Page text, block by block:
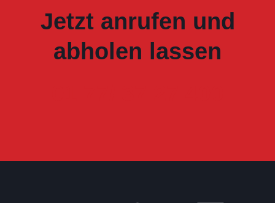
Jetzt anrufen und
abholen lassen